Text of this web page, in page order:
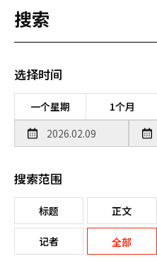
搜索
选择时间
一个星期 1个月
搜索范围
标题 正文
记者 全部